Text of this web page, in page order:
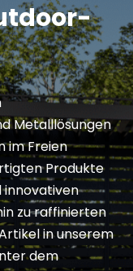
Metalllösungen
im Freien
Produkte
innovativen
zu raffinierten
in unserem
dem